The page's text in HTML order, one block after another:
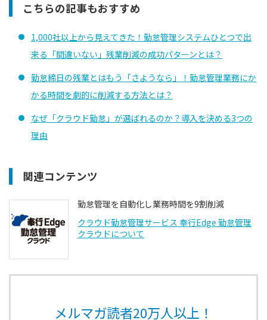
こちらの記事もおすすめ
1,000社以上から見えてきた！勤怠管理システムひとつで出
来る「間違いない」残業削減の成功パターンとは？
勤怠締日の残業とはもう「さようなら」！勤怠管理業務にか
かる時間を劇的に削減する方法とは？
なぜ「クラウド勤怠」が選ばれるのか？導入を決める3つの
理由
関連コンテンツ
勤怠管理を自動化し業務時間を9割削減
クラウド勤怠管理サービス 奉行Edge 勤怠管理
クラウドについて
メルマガ読者20万人以上！